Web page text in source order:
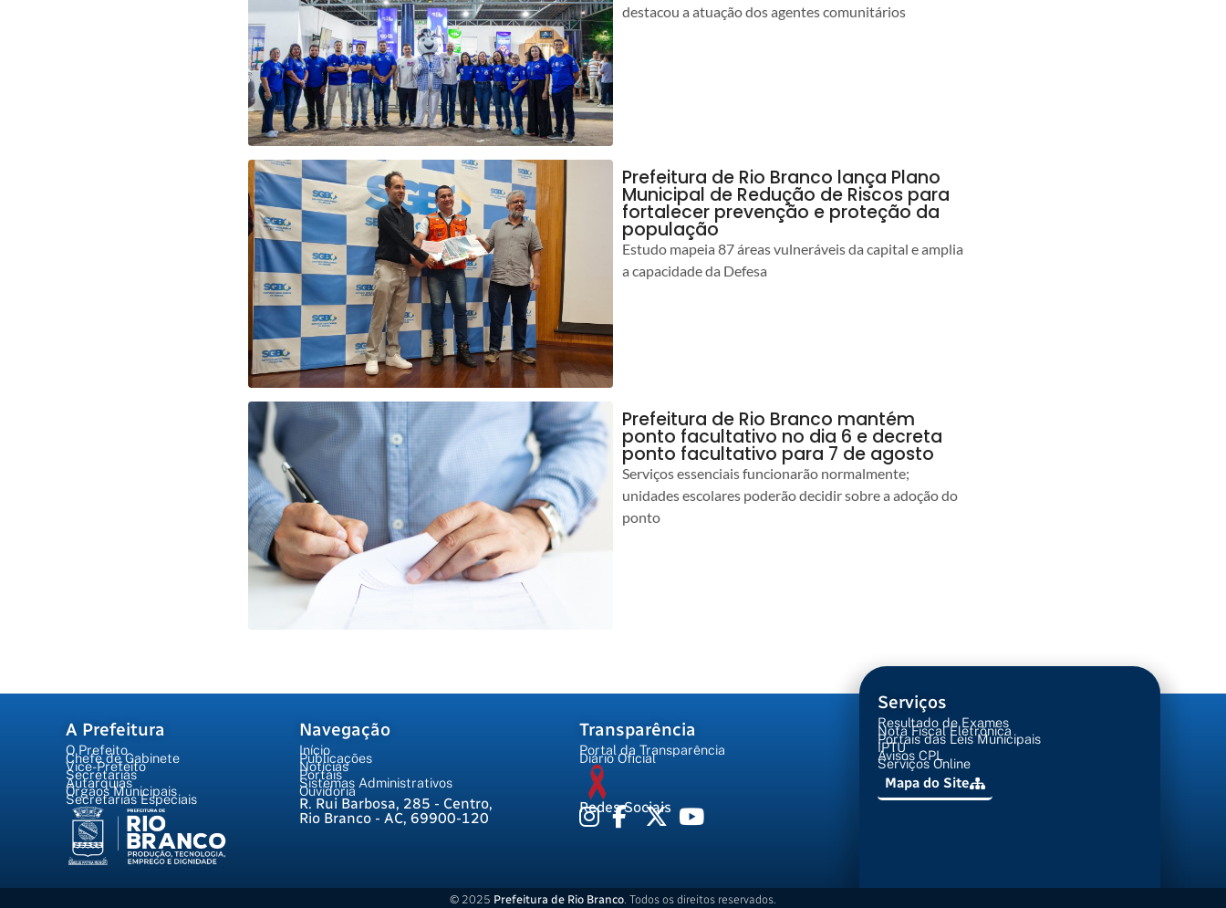
destacou a atuação dos agentes comunitários
Prefeitura de Rio Branco lança Plano
Municipal de Redução de Riscos para
fortalecer prevenção e proteção da
população
Estudo mapeia 87 áreas vulneráveis da capital e amplia
a capacidade da Defesa
Prefeitura de Rio Branco mantém
ponto facultativo no dia 6 e decreta
ponto facultativo para 7 de agosto
Serviços essenciais funcionarão normalmente;
unidades escolares poderão decidir sobre a adoção do
ponto
A Prefeitura
O Prefeito
Chefe de Gabinete
Vice-Prefeito
Secretarias
Autarquias
Órgãos Municipais
Secretarias Especiais
Navegação
Início
Publicações
Notícias
Portais
Sistemas Administrativos
Ouvidoria
R. Rui Barbosa, 285 - Centro,
Rio Branco - AC, 69900-120
Transparência
Portal da Transparência
Diário Oficial
Redes Sociais
Serviços
Resultado de Exames
Nota Fiscal Eletrônica
Portais das Leis Municipais
IPTU
Avisos CPL
Serviços Online
Mapa do Site
© 2025 Prefeitura de Rio Branco. Todos os direitos reservados.